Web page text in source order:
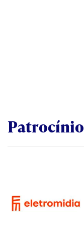
Patrocínio